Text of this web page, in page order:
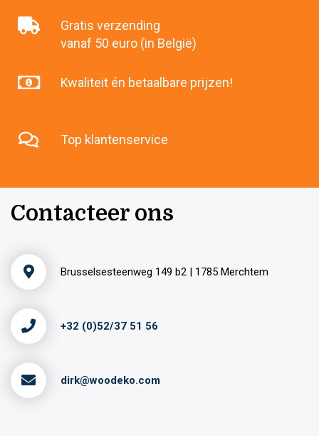
Gratis verzending
vanaf 50 euro (in België)
Kwaliteit én betaalbare prijzen!
Top klantenservice
Contacteer ons
Brusselsesteenweg 149 b2 | 1785 Merchtem
+32 (0)52/37 51 56
dirk@woodeko.com